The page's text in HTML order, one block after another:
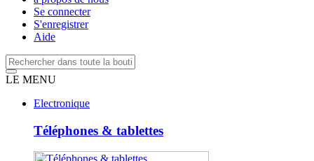
Se connecter
S'enregistrer
Aide
LE MENU
Electronique
Téléphones & tablettes